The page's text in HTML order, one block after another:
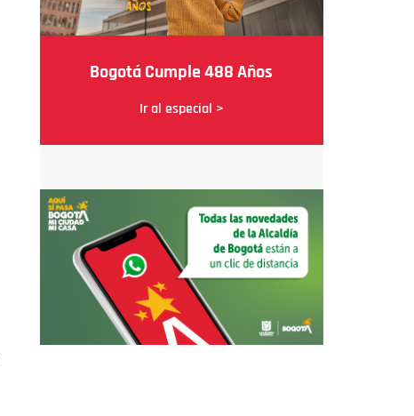
Bogotá Cumple 488 Años
Ir al especial >